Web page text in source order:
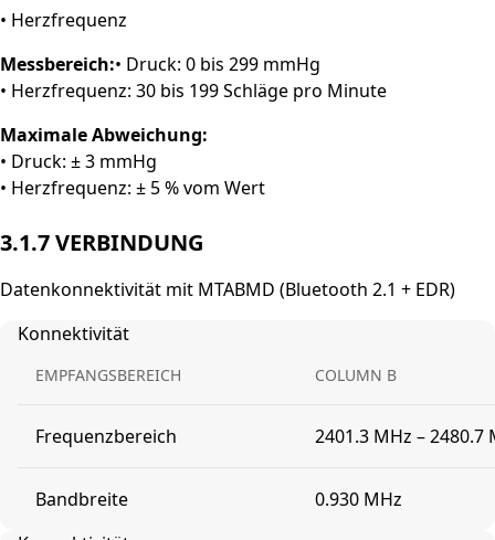
• Herzfrequenz
Messbereich:• Druck: 0 bis 299 mmHg
• Herzfrequenz: 30 bis 199 Schläge pro Minute
Maximale Abweichung:
• Druck: ± 3 mmHg
• Herzfrequenz: ± 5 % vom Wert
3.1.7 VERBINDUNG
Datenkonnektivität mit MTABMD (Bluetooth 2.1 + EDR)
Konnektivität
EMPFANGSBEREICH COLUMN B
Frequenzbereich 2401.3 MHz – 2480.7
Bandbreite
0.930 MHz